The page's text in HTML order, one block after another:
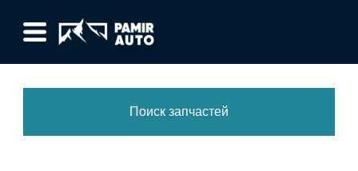
Поиск запчастей